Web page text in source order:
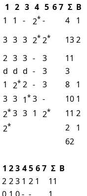
1 2 3 4 5 67 Σ B
1 1 - 2* - 4
1
3 3 3 2* 2* 132
2 3 3 - 3
11
d d d - 3
3
1 2* 2 - 3 8
1
3 3 1* 3 - 10 1
2* 3 3 1 2* 11 2
2* 2
1
62
1 23 4 5 6 7 Σ B
2 23 1 2 1
11